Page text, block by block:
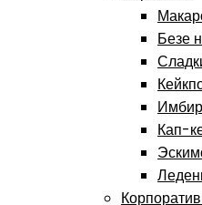
Безе
Кап-